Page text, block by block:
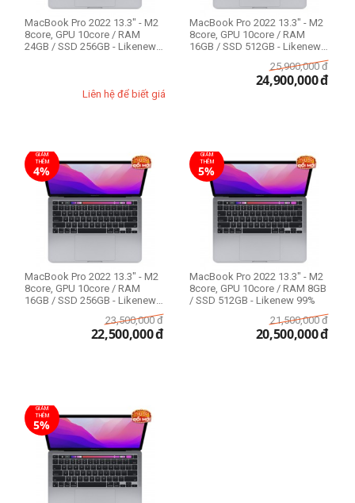
MacBook Pro 2022 13.3" - M2
8core, GPU 10core / RAM
24GB / SSD 256GB - Likenew
Liên hệ để biết giá
MacBook Pro 2022 13.3" - M2
8core, GPU 10core / RAM
16GB / SSD 512GB - Likenew
25,900,000 đ
24,900,000đ
GIẢM
THÊM
4%
MacBook Pro 2022 13.3" - M2
8core, GPU 10core / RAM
16GB / SSD 256GB - Likenew
23,500,000 đ
22,500,000đ
GIẢM
THÊM
5%
MacBook Pro 2022 13.3" - M2
8core, GPU 10core / RAM 8GB
/ SSD 512GB - Likenew 99%
21,500,000 đ
20,500,000đ
GIẢM
THÊM
5%